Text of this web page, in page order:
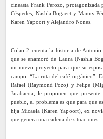
cineasta Frank Perozo,
Céspedes, Nashla Bogaert y Manny
Karen Yapoort y Alejandro Nones.
Colao 2 cuenta la historia de
que se enamoró de Laura (Nashla
un nuevo proyecto para que su
campo: “La ruta del café orgánico”.
Rafael (Raymond Pozo) y Felipe
Jarabacoa, le proponen que
pueblo, el problema es que para que
hija Micaela (Karen Yapoort), ex
que genera una cadena de situaciones.